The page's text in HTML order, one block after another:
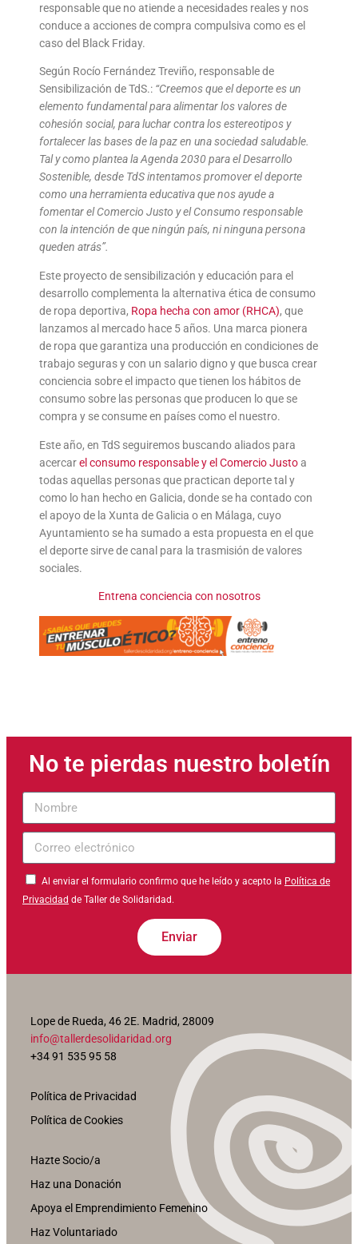
responsable que no atiende a necesidades reales y nos
conduce a acciones de compra compulsiva como es el
caso del Black Friday.
Según Rocío Fernández Treviño, responsable de
Sensibilización de TdS.: “Creemos que el deporte es un
elemento fundamental para alimentar los valores de
cohesión social, para luchar contra los estereotipos y
fortalecer las bases de la paz en una sociedad saludable.
Tal y como plantea la Agenda 2030 para el Desarrollo
Sostenible, desde TdS intentamos promover el deporte
como una herramienta educativa que nos ayude a
fomentar el Comercio Justo y el Consumo responsable
con la intención de que ningún país, ni ninguna persona
queden atrás”.
Este proyecto de sensibilización y educación para el
desarrollo complementa la alternativa ética de consumo
de ropa deportiva, Ropa hecha con amor (RHCA), que
lanzamos al mercado hace 5 años. Una marca pionera
de ropa que garantiza una producción en condiciones de
trabajo seguras y con un salario digno y que busca crear
conciencia sobre el impacto que tienen los hábitos de
consumo sobre las personas que producen lo que se
compra y se consume en países como el nuestro.
Este año, en TdS seguiremos buscando aliados para
acercarel consumo responsable y el Comercio Justoa
todas aquellas personas que practican deporte tal y
como lo han hecho en Galicia, donde se ha contado con
el apoyo de la Xunta de Galicia o en Málaga, cuyo
Ayuntamiento se ha sumado a esta propuesta en el que
el deporte sirve de canal para la trasmisión de valores
sociales.
Entrena conciencia con nosotros
No te pierdas nuestro boletín
Al enviar el formulario confirmo que he leído y acepto la Política de
Privacidad de Taller de Solidaridad.
Enviar
Lope de Rueda, 46 2E. Madrid, 28009
info@tallerdesolidaridad.org
+34 91 535 95 58
Política de Privacidad
Política de Cookies
Hazte Socio/a
Haz una Donación
Apoya el Emprendimiento Femenino
Haz Voluntariado